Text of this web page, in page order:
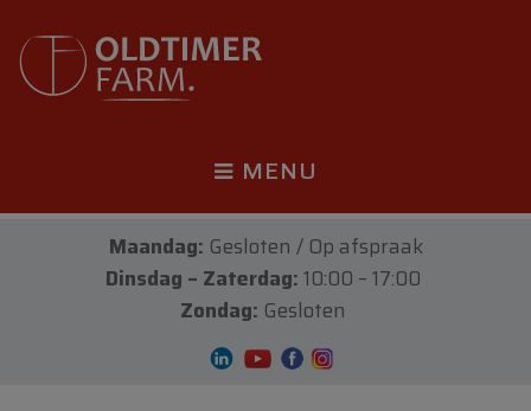
MENU
Maandag: Gesloten / Op afspraak
Dinsdag – Zaterdag:10:00 – 17:00
Zondag: Gesloten